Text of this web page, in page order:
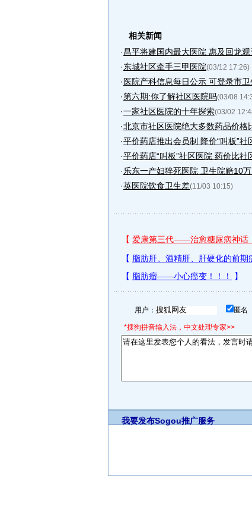
相关新闻
·昌平将建国内最大医院 惠及回龙
·东城社区牵手三甲医院(03/12 17:26)
· 医院产科信息每日公示 可登录市
·第六期:你了解社区医院吗(03/08
·一家社区医院的十年探索(03/02
·北京市社区医院绝大多数药品价格
·平价药店推出会员制 降价“叫板”社
·平价药店“叫板”社区医院 药价比社
· 乐东一产妇猝死医院 卫生院赔10
·英医院饮食卫生差(11/03 10:15)
用户： 匿名
*搜狗拼音输入法，中文处理专家>>
我要发布Sogou推广服务